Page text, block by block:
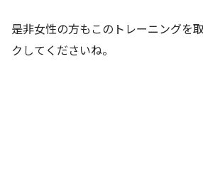
是非女性の方もこのトレーニングを
クしてくださいね。